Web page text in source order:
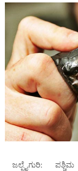
ಜಲ್ಪೈಗುರಿ: